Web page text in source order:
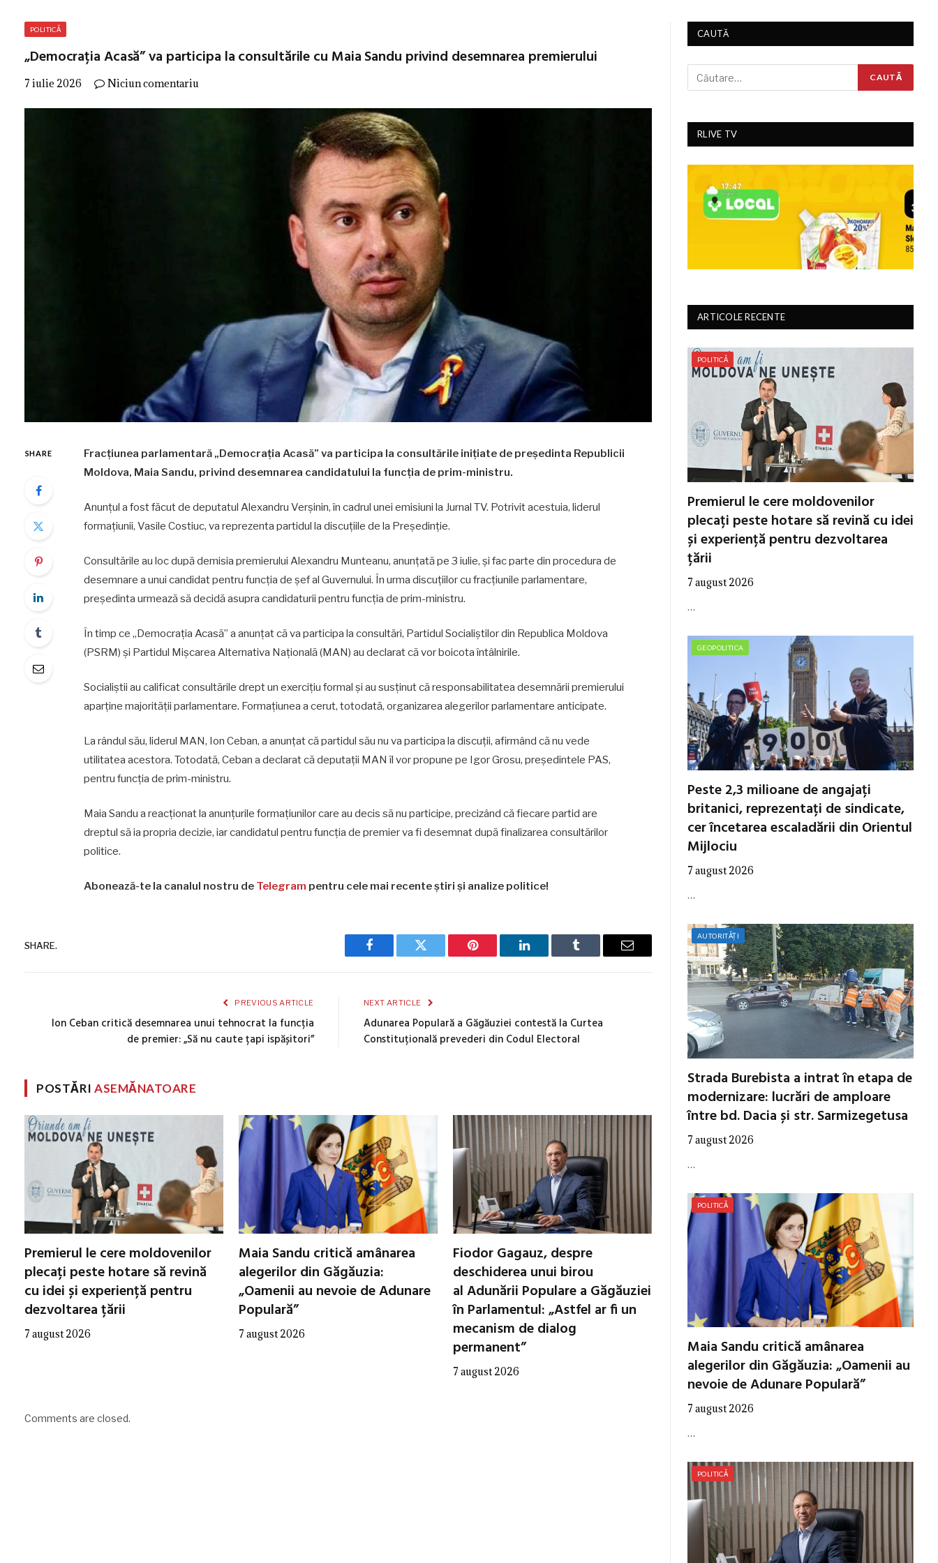
POLITICĂ
„Democrația Acasă” va participa la consultările cu Maia Sandu privind desemnarea premierului
7 iulie 2026 Niciun comentariu
SHARE
Fracțiunea parlamentară „Democrația Acasă” va participa la consultările inițiate de președinta Republicii
Moldova, Maia Sandu, privind desemnarea candidatului la funcția de prim-ministru.
Anunțul a fost făcut de deputatul Alexandru Verșinin, în cadrul unei emisiuni la Jurnal TV. Potrivit acestuia, liderul
formațiunii, Vasile Costiuc, va reprezenta partidul la discuțiile de la Președinție.
Consultările au loc după demisia premierului Alexandru Munteanu, anunțată pe 3 iulie, și fac parte din procedura de
desemnare a unui candidat pentru funcția de șef al Guvernului. În urma discuțiilor cu fracțiunile parlamentare,
președinta urmează să decidă asupra candidaturii pentru funcția de prim-ministru.
În timp ce „Democrația Acasă” a anunțat că va participa la consultări, Partidul Socialiștilor din Republica Moldova
(PSRM) și Partidul Mișcarea Alternativa Națională (MAN) au declarat că vor boicota întâlnirile.
Socialiștii au calificat consultările drept un exercițiu formal și au susținut că responsabilitatea desemnării premierului
aparține majorității parlamentare. Formațiunea a cerut, totodată, organizarea alegerilor parlamentare anticipate.
La rândul său, liderul MAN, Ion Ceban, a anunțat că partidul său nu va participa la discuții, afirmând că nu vede
utilitatea acestora. Totodată, Ceban a declarat că deputații MAN îl vor propune pe Igor Grosu, președintele PAS,
pentru funcția de prim-ministru.
Maia Sandu a reacționat la anunțurile formațiunilor care au decis să nu participe, precizând că fiecare partid are
dreptul să ia propria decizie, iar candidatul pentru funcția de premier va fi desemnat după finalizarea consultărilor
politice.
Abonează-te la canalul nostru de Telegram pentru cele mai recente știri și analize politice!
SHARE.
Facebook Twitter Pinterest LinkedIn Tumblr Email
PREVIOUS ARTICLE
Ion Ceban critică desemnarea unui tehnocrat la funcția
de premier: „Să nu caute țapi ispășitori”
NEXT ARTICLE
Adunarea Populară a Găgăuziei contestă la Curtea
Constituțională prevederi din Codul Electoral
POSTĂRIASEMĂNATOARE
Premierul le cere moldovenilor
plecați peste hotare să revină
cu idei și experiență pentru
dezvoltarea țării
7 august 2026
Maia Sandu critică amânarea
alegerilor din Găgăuzia:
„Oamenii au nevoie de Adunare
Populară”
7 august 2026
Fiodor Gagauz, despre
deschiderea unui birou
al Adunării Populare a Găgăuziei
în Parlamentul: „Astfel ar fi un
mecanism de dialog
permanent”
7 august 2026
Comments are closed.
CAUTĂ
RLIVE TV
ARTICOLE RECENTE
POLITICĂ
Premierul le cere moldovenilor
plecați peste hotare să revină cu idei
și experiență pentru dezvoltarea
țării
7 august 2026
…
GEOPOLITICA
Peste 2,3 milioane de angajați
britanici, reprezentați de sindicate,
cer încetarea escaladării din Orientul
Mijlociu
7 august 2026
…
AUTORITĂȚI
Strada Burebista a intrat în etapa de
modernizare: lucrări de amploare
între bd. Dacia și str. Sarmizegetusa
7 august 2026
…
POLITICĂ
Maia Sandu critică amânarea
alegerilor din Găgăuzia: „Oamenii au
nevoie de Adunare Populară”
7 august 2026
…
POLITICĂ